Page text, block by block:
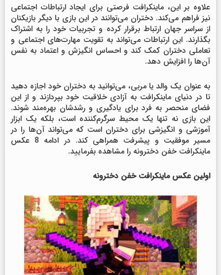
علاوه بر این، ماینکرافت فرصتی برای ایجاد ارتباطات اجتماعی
نیز فراهم می‌کند. دختران می‌توانند در این بازی با دیگر بازیکنان
از سراسر جهان ارتباط برقرار کرده و تجربیات خود را به اشتراک
بگذارند. این ارتباطات می‌تواند به تقویت مهارت‌های اجتماعی و
تعاملی دختران کمک کند و احساس انگیزش و اعتماد به نفس
آن‌ها را افزایش دهد.
به عنوان یک والد یا مربی، می‌توانید به دختران خود اجازه دهید
تا در دنیای ماینکرافت به آزادی خلاقیت خود بپردازند و از این
فضای منحصر به فرد برای یادگیری و رشدشان بهره‌مند شوند.
این بازی نه تنها یک محیط سرگرم‌کننده است، بلکه یک ابزار
آموزشی و انگیزشی برای دختران است که می‌تواند آن‌ها را در
مسیر موفقیت و پیشرفت همراهی کند. در ادامه 8 عکس
ماینکرافت خفن دخترونه را مشاهده بفرمایید.
اولین عکس ماینکرافت خفن دخترونه